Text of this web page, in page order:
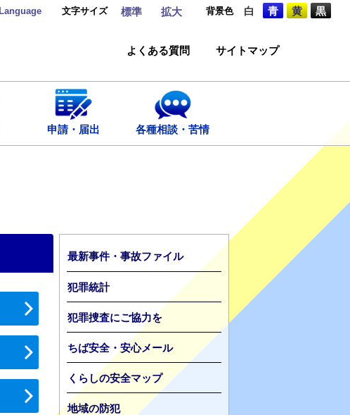
Language 文字サイズ 標準 拡大 背景色 白 青 黄 黒
よくある質問 サイトマップ
申請・届出 各種相談・苦情
最新事件・事故ファイル
犯罪統計
犯罪捜査にご協力を
ちば安全・安心メール
くらしの安全マップ
地域の防犯